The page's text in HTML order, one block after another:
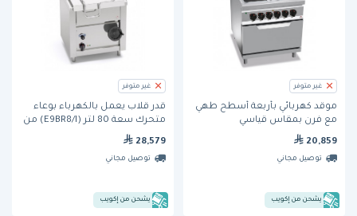
غير متوفر
موقد كهربائي بأربعة أسطح طهي
مع فرن بمقاس قياسي
20,859
توصيل مجاني
يشحن من إكويب
غير متوفر
قدر قلاب يعمل بالكهرباء بوعاء
متحرك سعة 80 لتر (E9BR8/I) من
28,579
توصيل مجاني
يشحن من إكويب